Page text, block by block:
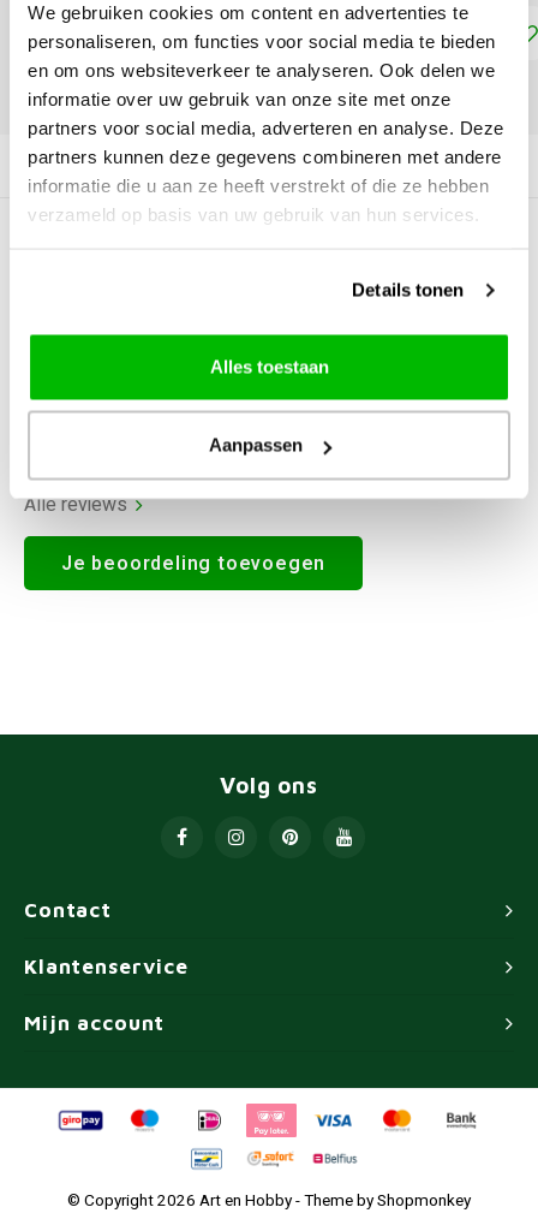
We gebruiken cookies om content en advertenties te
personaliseren, om functies voor social media te bieden
en om ons websiteverkeer te analyseren. Ook delen we
informatie over uw gebruik van onze site met onze
partners voor social media, adverteren en analyse. Deze
partners kunnen deze gegevens combineren met andere
informatie die u aan ze heeft verstrekt of die ze hebben
verzameld op basis van uw gebruik van hun services.
Details tonen
Alles toestaan
Aanpassen
Toevoegen aan winkelwagen
DELEN:
Productomschrijving
Alle reviews
Je beoordeling toevoegen
Contact
Volg ons
Klantenservice
Mijn account
© Copyright 2026 Art en Hobby - Theme byShopmonkey